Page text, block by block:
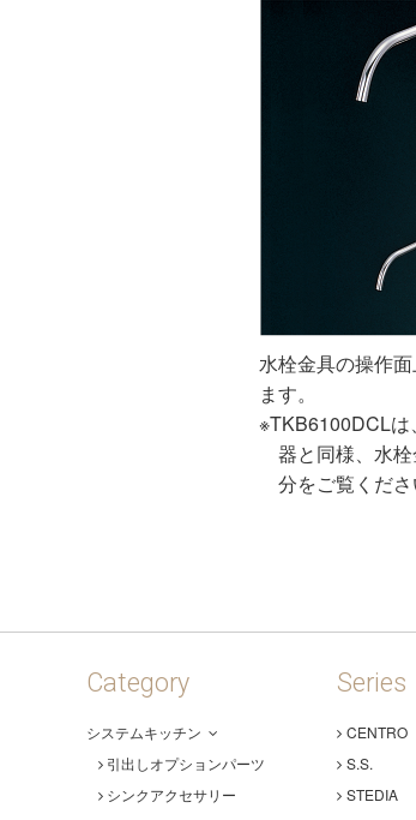
水栓金具の操作
ます。
※TKB6100DCLは
器と同様、水
分をご覧くださ
Category
システムキッチン
引出しオプションパーツ
シンクアクセサリー
Series
CENTRO
S.S.
STEDIA